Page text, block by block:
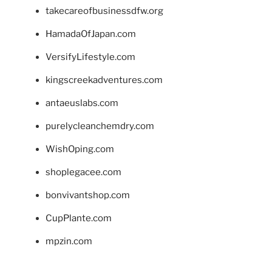
takecareofbusinessdfw.org
HamadaOfJapan.com
VersifyLifestyle.com
kingscreekadventures.com
antaeuslabs.com
purelycleanchemdry.com
WishOping.com
shoplegacee.com
bonvivantshop.com
CupPlante.com
mpzin.com